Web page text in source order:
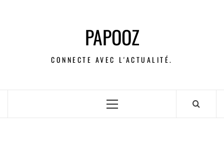
PAPOOZ
CONNECTE AVEC L'ACTUALITÉ.